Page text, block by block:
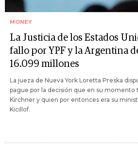
MONEY
La Justicia de los Estados
fallo por YPF y la Argentina
16.099 millones
La jueza de Nueva York Loretta Preska
pague por la decisión que en su momento
Kirchner y quien por entonces era su
Kicillof.